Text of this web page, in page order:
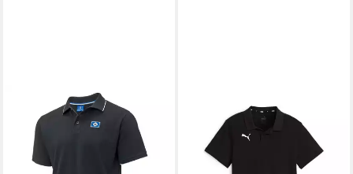
Poloshirt "Logo"
Schwarz
44,95 €